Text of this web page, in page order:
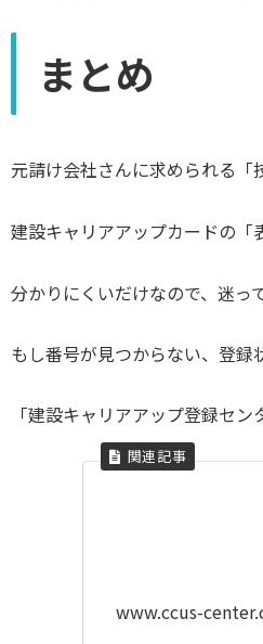
まとめ
元請け会社さんに求められる「
建設キャリアアップカードの「
分かりにくいだけなので、迷っ
もし番号が見つからない、登録
「建設キャリアアップ登録セ
www.ccus-